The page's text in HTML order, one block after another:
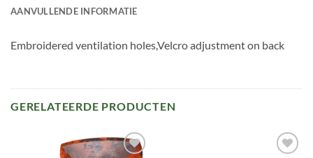
AANVULLENDE INFORMATIE
Embroidered ventilation holes,Velcro adjustment on back
GERELATEERDE PRODUCTEN